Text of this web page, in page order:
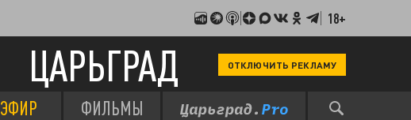
18+
ЦАРЬГРАД ОТКЛЮЧИТЬ РЕКЛАМУ
ЭФИР ФИЛЬМЫ